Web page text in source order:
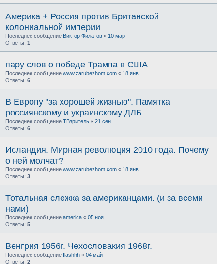
Америка + Россия против Британской
колониальной империи
Последнее сообщение Виктор Филатов « 10 мар
Ответы: 1
пару слов о победе Трампа в США
Последнее сообщение www.zarubezhom.com « 18 янв
Ответы: 6
В Европу "за хорошей жизнью". Памятка
россиянскому и украинскому ДЛБ.
Последнее сообщение ТВзритель « 21 сен
Ответы: 6
Исландия. Мирная революция 2010 года. Почему
о ней молчат?
Последнее сообщение www.zarubezhom.com « 18 янв
Ответы: 3
Тотальная слежка за американцами. (и за всеми
нами)
Последнее сообщение america « 05 ноя
Ответы: 5
Венгрия 1956г. Чехословакия 1968г.
Последнее сообщение flashhh « 04 май
Ответы: 2